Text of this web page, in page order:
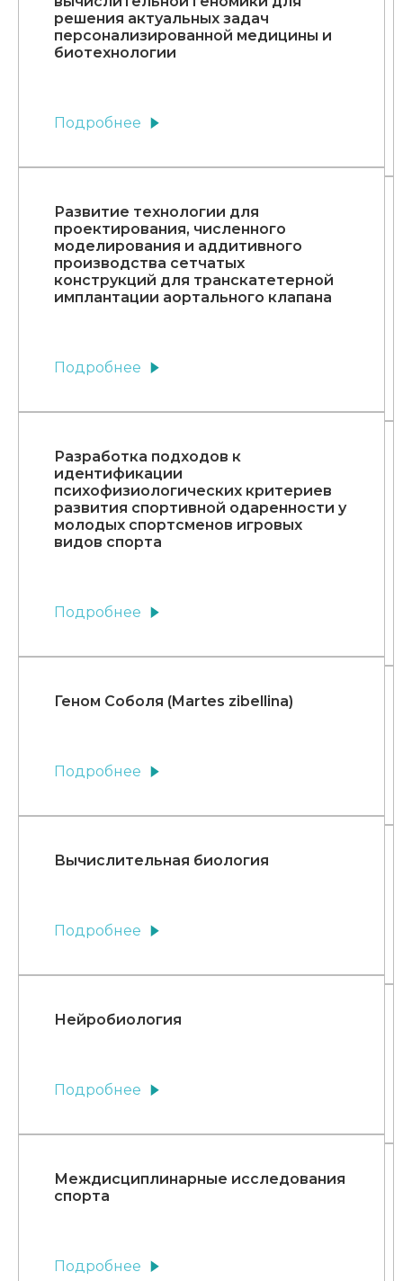
решения актуальных задач
персонализированной медицины и
биотехнологии
Подробнее
Развитие технологии для
проектирования, численного
моделирования и аддитивного
производства сетчатых
конструкций для транскатетерной
имплантации аортального клапана
Подробнее
Разработка подходов к
идентификации
психофизиологических критериев
развития спортивной одаренности у
молодых спортсменов игровых
видов спорта
Подробнее
Геном Соболя (Martes zibellina)
Подробнее
Вычислительная биология
Подробнее
Нейробиология
Подробнее
Междисциплинарные исследования
спорта
Подробнее